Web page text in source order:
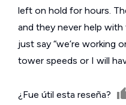
left on hold for hours.
and they never help
just say “we’re working
tower speeds or I will
¿Fue útil esta reseña?